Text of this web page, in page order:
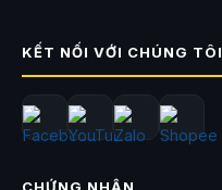
KẾT NỐI VỚI CHÚNG TÔI
CHỨNG NHẬN